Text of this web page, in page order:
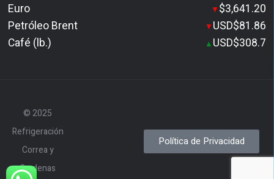
Euro
▼ $3,641.20
Petróleo Brent
▼ USD$81.86
Café (lb.)
▲ USD$308.7
© 2025
Refrigeración
Correa y
Cardenas
Política de Privacidad